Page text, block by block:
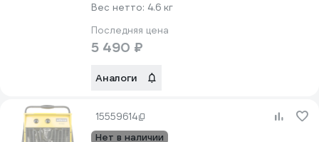
Вес нетто: 4.6 кг
Последняя цена
5 490 ₽
Аналоги
15559614
Нет в наличии